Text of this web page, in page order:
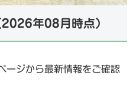
年08月時点）
ージから最新情報をご確認